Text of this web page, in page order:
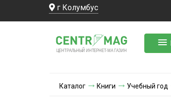
г Колумбус
ЦЕНТРАЛЬНЫЙ ИНТЕРНЕТ-МА ГАЗИН
Каталог Книги Учебный год